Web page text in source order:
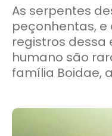
As serpentes
peçonhentas,
registros dessa
humano são raros As
família Boidae,